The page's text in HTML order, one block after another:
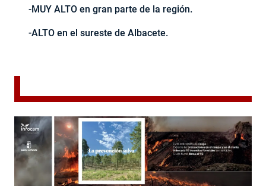
-MUY ALTO en gran parte de la región.
-ALTO en el sureste de Albacete.